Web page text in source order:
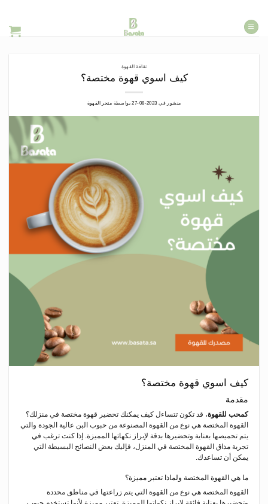
ثقافة القهوة
كيف اسوي قهوة مختصة؟
منشور في 2023-08-27 بواسطة متجر القهوة
كيف اسوي قهوة مختصة؟
مقدمة
كمحب للقهوة، قد تكون تتساءل كيف يمكنك تحضير قهوة مختصة في منزلك؟
القهوة المختصة هي نوع من القهوة المصنوعة من حبوب البن عالية الجودة والتي
يتم تحميصها بعناية وتحضيرها بدقة لإبراز نكهاتها المميزة. إذا كنت ترغب في
تجربة مذاق القهوة المختصة في المنزل، فإليك بعض النصائح البسيطة التي
يمكن أن تساعدك.
ما هي القهوة المختصة ولماذا تعتبر مميزة؟
القهوة المختصة هي نوع من القهوة التي يتم زراعتها في مناطق محددة